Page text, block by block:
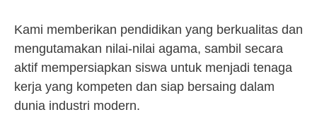
Kami memberikan pendidikan yang berkualitas dan
mengutamakan nilai-nilai agama, sambil secara
aktif mempersiapkan siswa untuk menjadi tenaga
kerja yang kompeten dan siap bersaing dalam
dunia industri modern.